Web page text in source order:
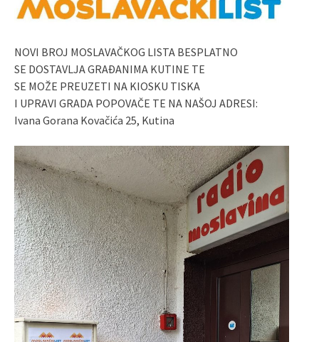
NOVI BROJ MOSLAVAČKOG LISTA BESPLATNO
SE DOSTAVLJA GRAĐANIMA KUTINE TE
SE MOŽE PREUZETI NA KIOSKU TISKA
I UPRAVI GRADA POPOVAČE TE NA NAŠOJ ADRESI:
Ivana Gorana Kovačića 25, Kutina